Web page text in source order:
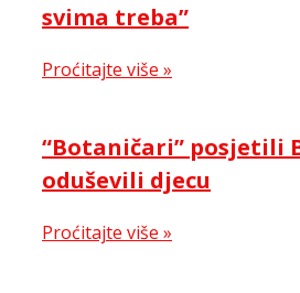
svima treba”
Proćitajte više »
“Botaničari” posjetili
oduševili djecu
Proćitajte više »